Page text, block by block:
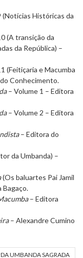
(Notícias Históricas da
(A transição da
da República) –
(Feitiçaria e Macumba
Conhecimento.
– Volume 1 – Editora
– Volume 2 – Editora
– Editora do
da Umbanda) –
(Os baluartes Pai Jamil
Bagaço.
– Editora
– Alexandre Cumino
UMBANDA SAGRADA